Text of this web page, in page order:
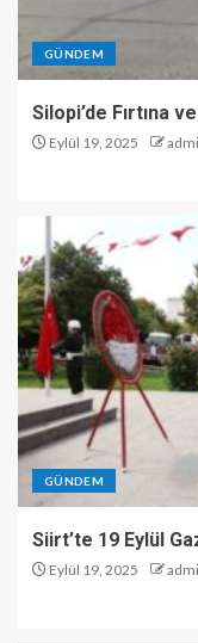
GÜNDEM
Silopi’de Fırtına
Eylül 19, 2025
GÜNDEM
Siirt’te 19 Eylül
Eylül 19, 2025